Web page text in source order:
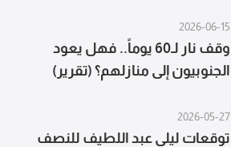
2026-06-15
وقف نار لـ60 يوماً.. فهل يعود
الجنوبيون إلى منازلهم؟ (تقرير)
2026-05-27
توقعات ليلى عبد اللطيف للنصف